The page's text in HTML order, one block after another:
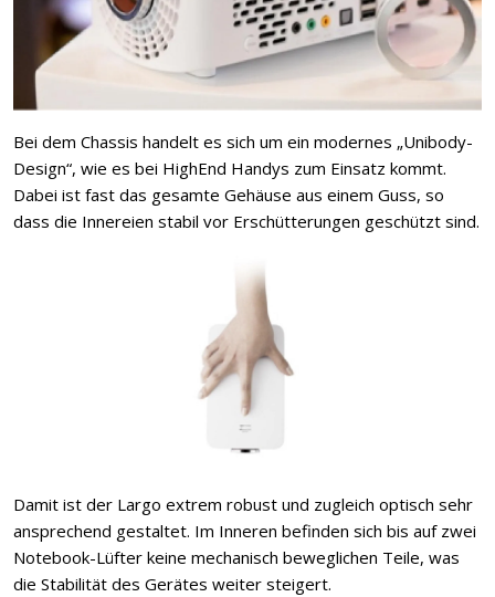
Bei dem Chassis handelt es sich um ein modernes „Unibody-
Design“, wie es bei HighEnd Handys zum Einsatz kommt.
Dabei ist fast das gesamte Gehäuse aus einem Guss, so
dass die Innereien stabil vor Erschütterungen geschützt sind.
Damit ist der Largo extrem robust und zugleich optisch sehr
ansprechend gestaltet. Im Inneren befinden sich bis auf zwei
Notebook-Lüfter keine mechanisch beweglichen Teile, was
die Stabilität des Gerätes weiter steigert.